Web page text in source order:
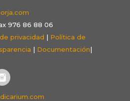
976 86 88 06
privacidad | Política de
| Documentación|